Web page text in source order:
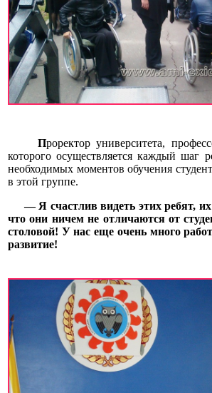
Проректор университета,
которого осуществляется каждый шаг
необходимых моментов обучения
в этой группе.
— Я счастлив видеть этих ребят,
что они ничем не отличаются от
столовой! У нас еще очень много
развитие!